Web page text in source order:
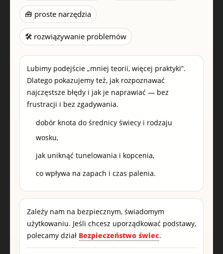
🧰 proste narzędzia
🛠️ rozwiązywanie problemów
Lubimy podejście „mniej teorii, więcej praktyki”.
Dlatego pokazujemy też, jak rozpoznawać
najczęstsze błędy i jak je naprawiać — bez
frustracji i bez zgadywania.
dobór knota do średnicy świecy i rodzaju
wosku,
jak uniknąć tunelowania i kopcenia,
co wpływa na zapach i czas palenia.
Zależy nam na bezpiecznym, świadomym
użytkowaniu. Jeśli chcesz uporządkować podstawy,
polecamy dział Bezpieczeństwo świec.